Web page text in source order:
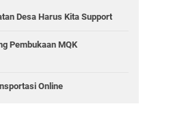
Desa Harus Kita Support
Pembukaan MQK
Online